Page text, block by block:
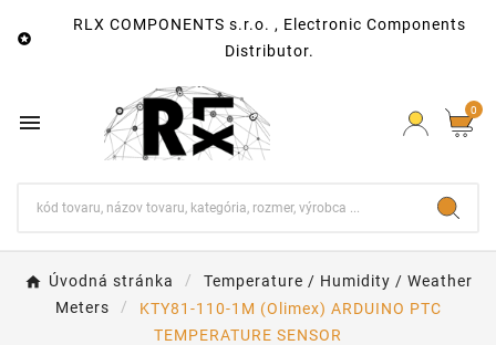

RLX COMPONENTS s.r.o. , Electronic Components
Distributor.
 0
Úvodná stránka
Temperature / Humidity / Weather
Meters
KTY81-110-1M (Olimex) ARDUINO PTC
TEMPERATURE SENSOR